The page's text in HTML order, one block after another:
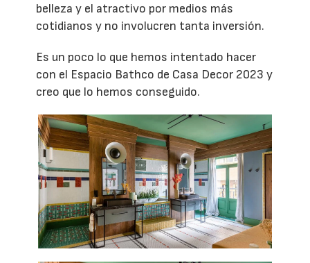
belleza y el atractivo por medios más
cotidianos y no involucren tanta inversión.
Es un poco lo que hemos intentado hacer
con el Espacio Bathco de Casa Decor 2023 y
creo que lo hemos conseguido.